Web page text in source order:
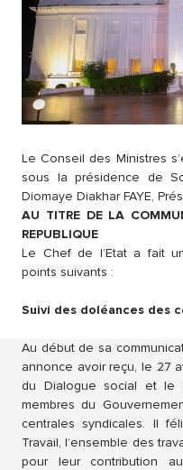
Le Conseil des Ministres
sous la présidence de
Diomaye Diakhar FAYE,
AU TITRE DE LA
REPUBLIQUE
Le Chef de l’Etat a fait
points suivants :
Suivi des doléances des
Au début de sa
annonce avoir reçu, le 27
du Dialogue social et le
membres du
centrales syndicales. Il
Travail, l’ensemble des
pour leur contribution